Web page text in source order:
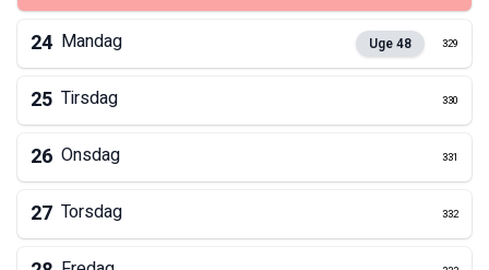
24 Mandag Uge48 329
25 Tirsdag 330
26 Onsdag 331
27 Torsdag 332